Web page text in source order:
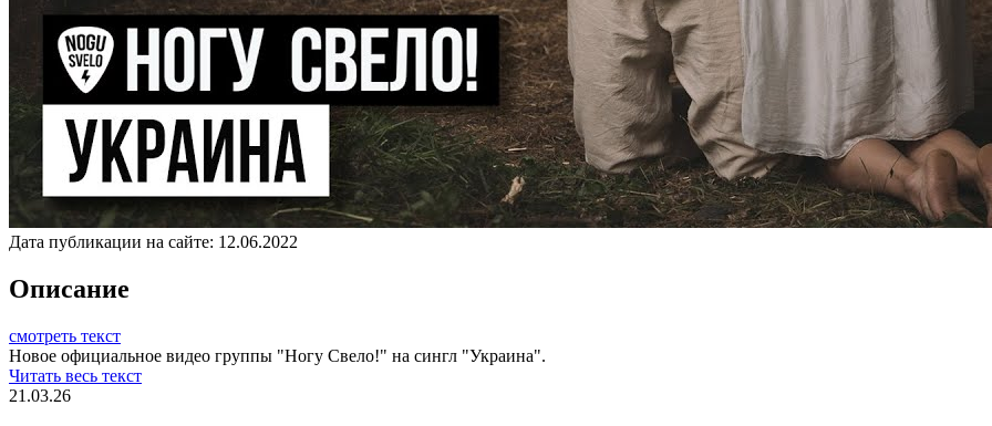
Дата публикации на сайте: 12.06.2022
Описание
смотреть текст
Новое официальное видео группы "Ногу Свело!" на сингл "Украина".
Читать весь текст
21.03.26